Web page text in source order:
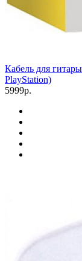
Кабель для
PlayStation)
5999р.